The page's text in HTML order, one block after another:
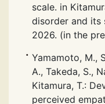
scale. in
disorder and its
2026. (in the
Yamamoto, M.,
A., Takeda, S.,
Kitamura, T.:
perceived